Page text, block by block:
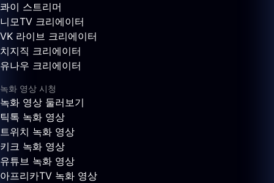
콰이 스트리머
니모TV 크리에이터
VK 라이브 크리에이터
치지직 크리에이터
유나우 크리에이터
녹화 영상 시청
녹화 영상 둘러보기
틱톡 녹화 영상
트위치 녹화 영상
키크 녹화 영상
유튜브 녹화 영상
아프리카TV 녹화 영상